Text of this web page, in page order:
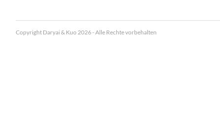
Copyright Daryai & Kuo 2026 - Alle Rechte vorbehalten